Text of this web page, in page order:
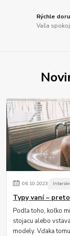
Rýchle
Vaša
06.10.2023
Typy vaní –
Podľa toho, koľko
stojacu alebo
modely. Vďaka